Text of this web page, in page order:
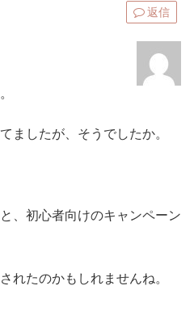
返信
ましたが、そうでしたか。
、初心者向けのキャンペーン
れたのかもしれませんね。